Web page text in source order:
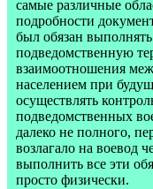
самые различные
подробности
был обязан
подведомственную
взаимоотношения
населением при
осуществлять
подведомственных
далеко не полного,
возлагало на воевод
выполнить все эти
просто физически.